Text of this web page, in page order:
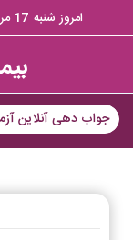
امروز شنبه 17 مرداد 1405
جواب دهی آنلاین